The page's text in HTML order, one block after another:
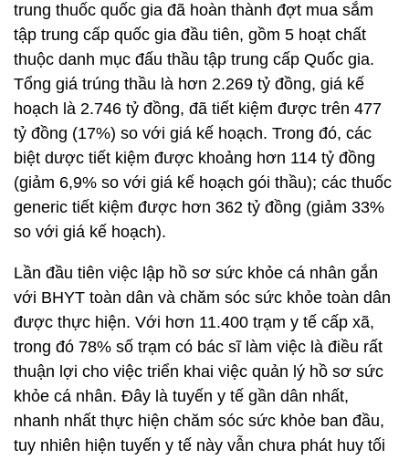
trung thuốc quốc gia đã hoàn thành đợt mua sắm
tập trung cấp quốc gia đầu tiên, gồm 5 hoạt chất
thuộc danh mục đấu thầu tập trung cấp Quốc gia.
Tổng giá trúng thầu là hơn 2.269 tỷ đồng, giá kế
hoạch là 2.746 tỷ đồng, đã tiết kiệm được trên 477
tỷ đồng (17%) so với giá kế hoạch. Trong đó, các
biệt dược tiết kiệm được khoảng hơn 114 tỷ đồng
(giảm 6,9% so với giá kế hoạch gói thầu); các thuốc
generic tiết kiệm được hơn 362 tỷ đồng (giảm 33%
so với giá kế hoạch).
Lần đầu tiên việc lập hồ sơ sức khỏe cá nhân gắn
với BHYT toàn dân và chăm sóc sức khỏe toàn dân
được thực hiện. Với hơn 11.400 trạm y tế cấp xã,
trong đó 78% số trạm có bác sĩ làm việc là điều rất
thuận lợi cho việc triển khai việc quản lý hồ sơ sức
khỏe cá nhân. Đây là tuyến y tế gần dân nhất,
nhanh nhất thực hiện chăm sóc sức khỏe ban đầu,
tuy nhiên hiện tuyến y tế này vẫn chưa phát huy tối